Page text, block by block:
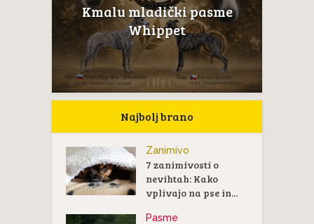
Kmalu mladički pasme
Whippet
Najbolj brano
Zanimivo
7 zanimivosti o
nevihtah: Kako
vplivajo na pse in...
Pasme